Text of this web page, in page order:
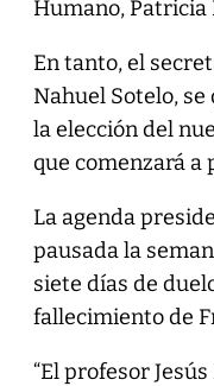
Humano, Patricia
En tanto, el
Nahuel Sotelo, se
la elección del
que comenzará a
La agenda
pausada la
siete días de
fallecimiento de
“El profesor